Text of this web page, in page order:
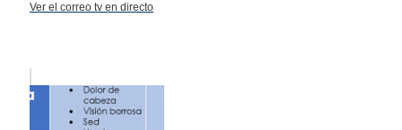
Ver el correo tv en directo